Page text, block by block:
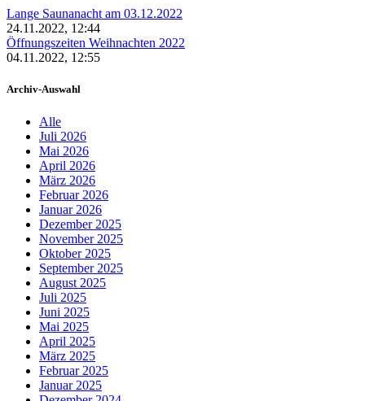
Lange Saunanacht am 03.12.2022
24.11.2022, 12:44
Öffnungszeiten Weihnachten 2022
04.11.2022, 12:55
Archiv-Auswahl
Alle
Juli 2026
Mai 2026
April 2026
März 2026
Februar 2026
Januar 2026
Dezember 2025
November 2025
Oktober 2025
September 2025
August 2025
Juli 2025
Juni 2025
Mai 2025
April 2025
März 2025
Februar 2025
Januar 2025